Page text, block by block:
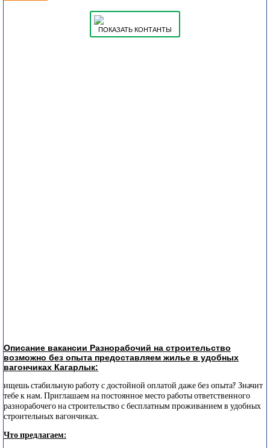
ПОКАЗАТЬ КОНТАНТЫ
Описание вакансии Разнорабочий на строительство
возможно без опыта предоставляем жилье в удобных
вагончиках Кагарлык:
ищешь стабильную работу с достойной оплатой даже без опыта? Значит
тебе к нам. Приглашаем на постоянное место работы ответственного
разнорабочего на строительство с бесплатным проживанием в удобных
строительных вагончиках.
Что предлагаем: